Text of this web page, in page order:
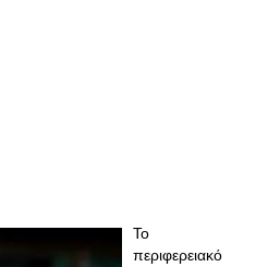
Το
περιφερειακό